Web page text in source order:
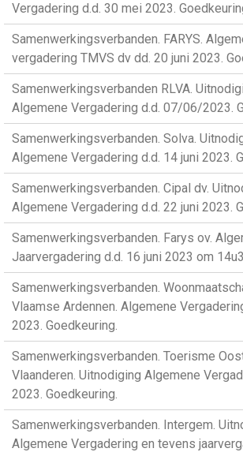
Vergadering d.d. 30 mei 2023.
Samenwerkingsverbanden. FARYS.
vergadering TMVS dv dd. 20 juni 2023.
Samenwerkingsverbanden RLVA.
Algemene Vergadering d.d. 07/06/2023.
Samenwerkingsverbanden. Solva.
Algemene Vergadering d.d. 14 juni 2023.
Samenwerkingsverbanden. Cipal dv.
Algemene Vergadering d.d. 22 juni 2023.
Samenwerkingsverbanden. Farys ov.
Jaarvergadering d.d. 16 juni 2023 om
Samenwerkingsverbanden.
Vlaamse Ardennen. Algemene
2023. Goedkeuring.
Samenwerkingsverbanden. Toerisme
Vlaanderen. Uitnodiging Algemene
2023. Goedkeuring.
Samenwerkingsverbanden. Intergem.
Algemene Vergadering en tevens